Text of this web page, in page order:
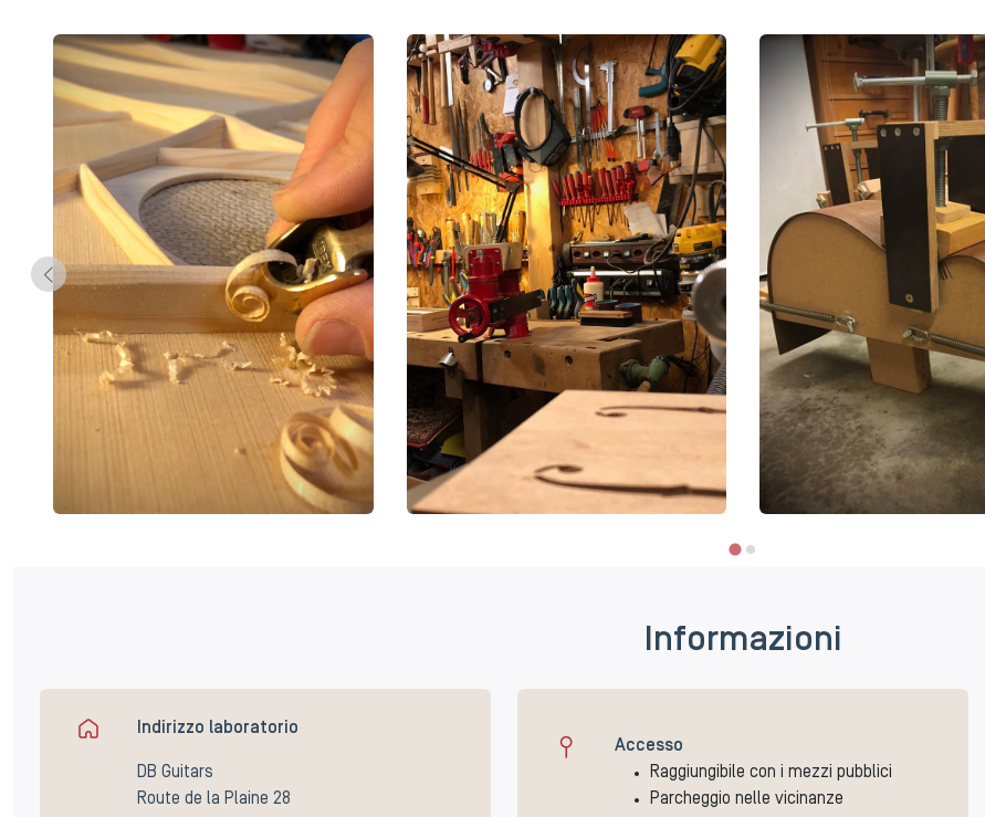
Informazioni
Indirizzo laboratorio
DB Guitars
Route de la Plaine 28
Accesso
Raggiungibile con i mezzi pubblici
Parcheggio nelle vicinanze